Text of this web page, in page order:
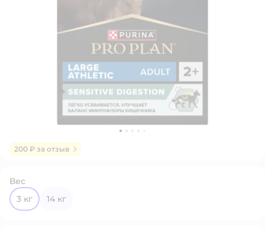
200 ₽ за отзыв
Вес
3 кг
14 кг